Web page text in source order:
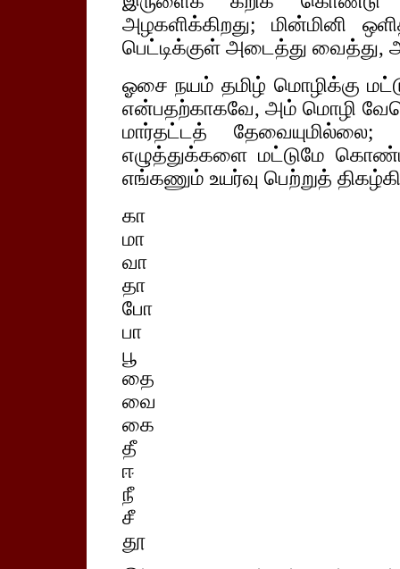
அழகளிக்கிறது; மின்மினி
பெட்டிக்குள் அடைத்து வைத்து,
ஓசை நயம் தமிழ் மொழிக்கு
என்பதற்காகவே, அம் மொழி
மார்தட்டத்
எழுத்துக்களை மட்டுமே
எங்கணும் உயர்வு பெற்றுத்
கா
மா
வா
தா
போ
பா
பூ
தை
வை
கை
தீ
ஈ
நீ
சீ
தூ